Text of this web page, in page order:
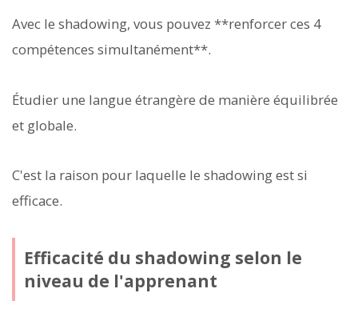
Avec le shadowing, vous pouvez **renforcer ces 4
compétences simultanément**.
Étudier une langue étrangère de manière équilibrée
et globale.
C'est la raison pour laquelle le shadowing est si
efficace.
Efficacité du shadowing selon le
niveau de l'apprenant